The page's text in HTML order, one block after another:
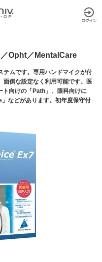
Opht／MentalCare
テムです。専用ハンドマイクが付
面倒な設定なく利用可能です。医
向けの「Path」、眼科向けに
などがあります。初年度保守付